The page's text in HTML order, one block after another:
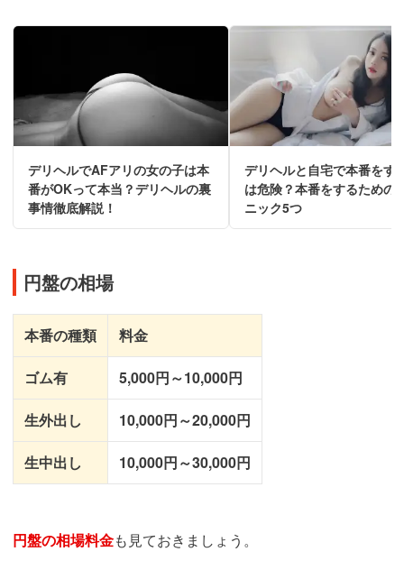
デリヘルでAFアリの女の子は本
番がOKって本当？デリヘルの裏
事情徹底解説！
デリヘルと自宅で本番をす
は危険？本番をするための
ニック5つ
円盤の相場
本番の種類 料金
ゴム有 5,000円～10,000円
生外出し 10,000円～20,000円
生中出し 10,000円～30,000円
円盤の相場料金も見ておきましょう。